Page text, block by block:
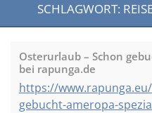
SCHLAGWORT:
Osterurlaub – Schon
bei rapunga.de
https://
gebucht-ameropa-